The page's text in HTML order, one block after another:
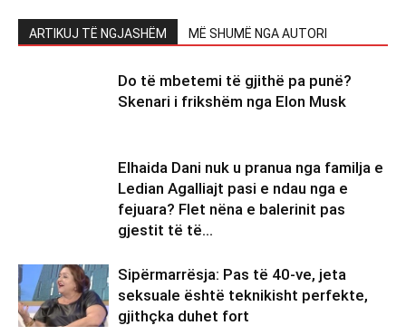
ARTIKUJ TË NGJASHËM MË SHUMË NGA AUTORI
Do të mbetemi të gjithë pa punë?
Skenari i frikshëm nga Elon Musk
Elhaida Dani nuk u pranua nga familja e
Ledian Agalliajt pasi e ndau nga e
fejuara? Flet nëna e balerinit pas
gjestit të të...
Sipërmarrësja: Pas të 40-ve, jeta
seksuale është teknikisht perfekte,
gjithçka duhet fort